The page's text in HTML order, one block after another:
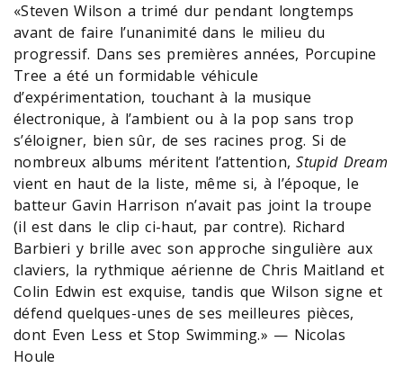
«Steven Wilson a trimé dur pendant longtemps
avant de faire l’unanimité dans le milieu du
progressif. Dans ses premières années, Porcupine
Tree a été un formidable véhicule
d’expérimentation, touchant à la musique
électronique, à l’ambient ou à la pop sans trop
s’éloigner, bien sûr, de ses racines prog. Si de
nombreux albums méritent l’attention,Stupid Dream
vient en haut de la liste, même si, à l’époque, le
batteur Gavin Harrison n’avait pas joint la troupe
(il est dans le clip ci-haut, par contre). Richard
Barbieri y brille avec son approche singulière aux
claviers, la rythmique aérienne de Chris Maitland et
Colin Edwin est exquise, tandis que Wilson signe et
défend quelques-unes de ses meilleures pièces,
dont Even Less et Stop Swimming.» — Nicolas
Houle